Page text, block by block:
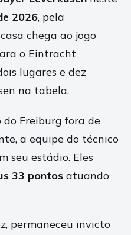
2026, pela
chega ao jogo
o Eintracht
lugares e dez
na tabela.
do Freiburg fora de
a equipe do técnico
seu estádio. Eles
33 pontos atuando
permaneceu invicto